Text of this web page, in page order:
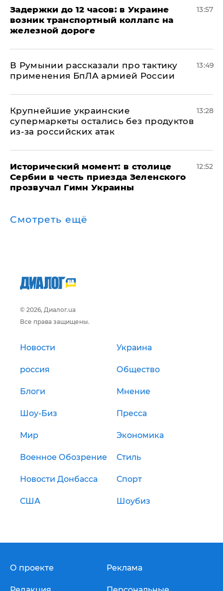
Задержки до 12 часов: в Украине
возник транспортный коллапс на
железной дороге
13:57
В Румынии рассказали про тактику
применения БпЛА армией России
13:49
Крупнейшие украинские
супермаркеты остались без продуктов
из-за российских атак
13:28
Исторический момент: в столице
Сербии в честь приезда Зеленского
прозвучал Гимн Украины
12:52
Смотреть ещё
© 2026, Диалог.ua
Все права защищены.
Новости Украина
россия Общество
Блоги Мнение
Шоу-Биз Пресса
Мир Экономика
Военное Обозрение Стиль
Новости Донбасса Спорт
США Шоубиз
О проекте Реклама